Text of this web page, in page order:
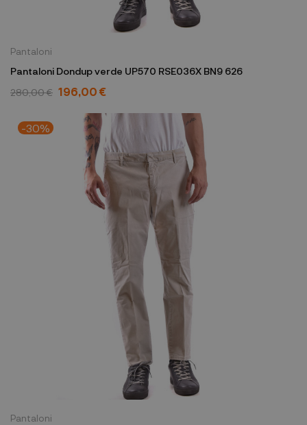
Pantaloni
Pantaloni Dondup verde UP570 RSE036X BN9 626
280,00 € 196,00 €
-30%
Pantaloni